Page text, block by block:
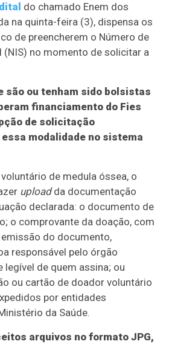
do chamado Enem dos
na quinta-feira (3), dispensa os
de preencherem o Número de
(NIS) no momento de solicitar a
são ou tenham sido bolsistas
financiamento do Fies
de solicitação
modalidade no sistema
de medula óssea, o
uploadda documentação
declarada: o documento de
o comprovante da doação, com
do documento,
responsável pelo órgão
de quem assina; ou
ou cartão de doador voluntário
por entidades
da Saúde.
arquivos no formato JPG,